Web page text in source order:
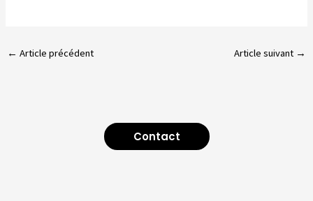
← Article précédent Article suivant →
Contact